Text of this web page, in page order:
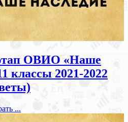
ОВИО «Наше
классы 2021-2022
...